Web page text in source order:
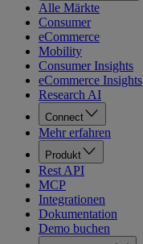
Alle Märkte
Consumer
eCommerce
Mobility
Consumer Insights
eCommerce Insights
Research AI
Connect
Mehr erfahren
Produkt
Rest API
MCP
Integrationen
Dokumentation
Demo buchen